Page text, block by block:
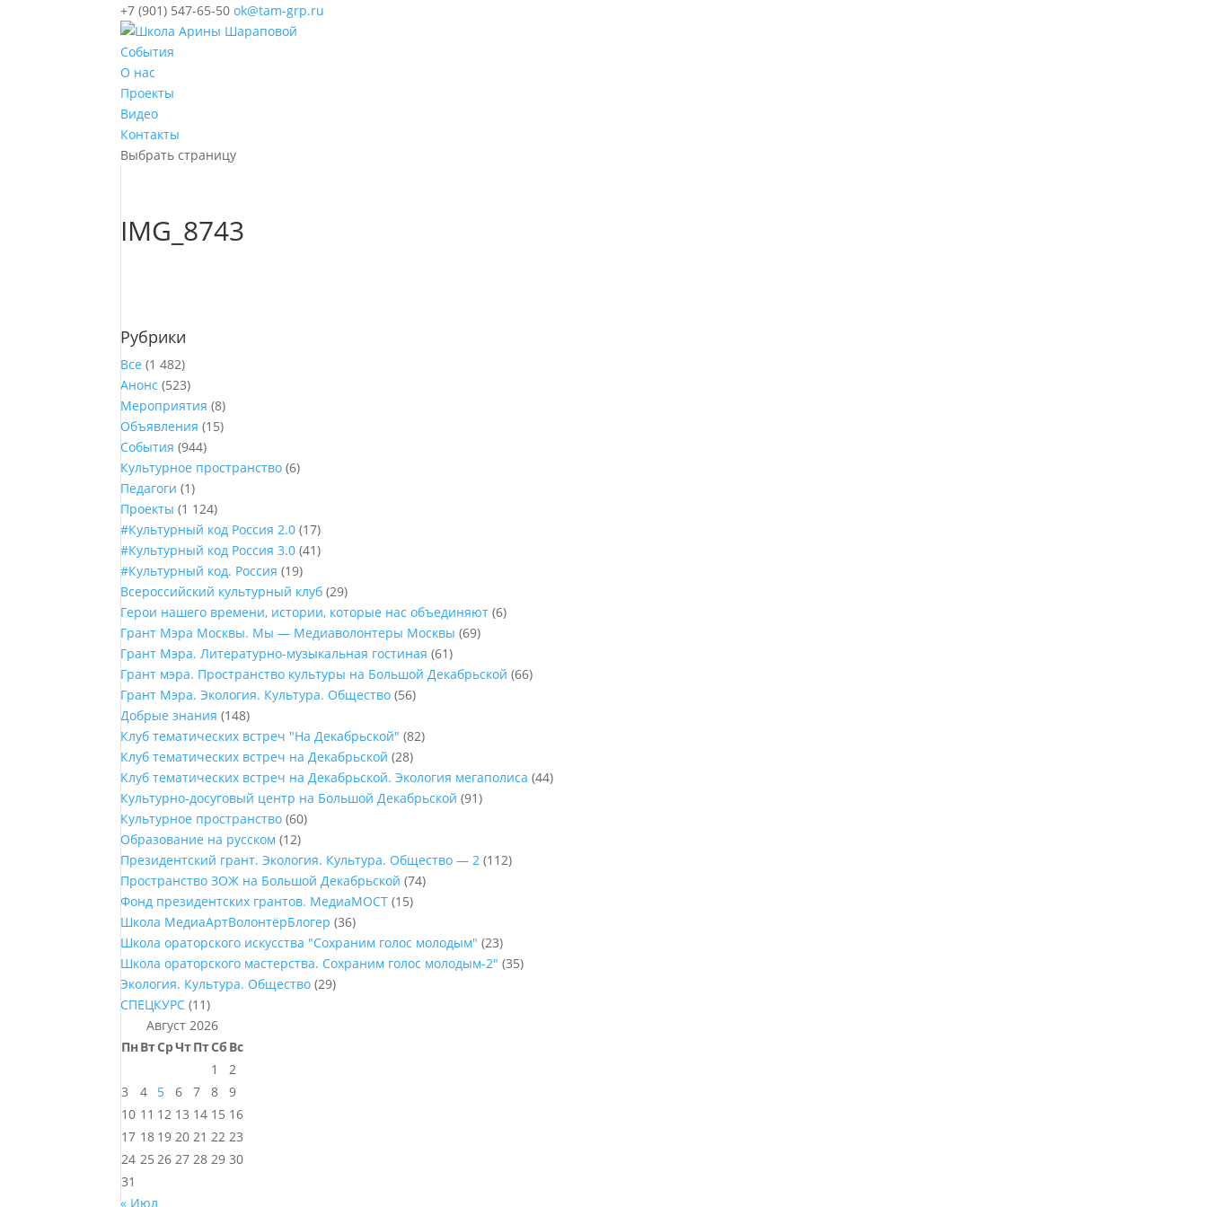
+7 (901) 547-65-50 ok@tam-grp.ru
События
О нас
Проекты
Видео
Контакты
Выбрать страницу
IMG_8743
Рубрики
Все (1 482)
Анонс (523)
Мероприятия (8)
Объявления (15)
События (944)
Культурное пространство (6)
Педагоги (1)
Проекты (1 124)
#Культурный код Россия 2.0 (17)
#Культурный код Россия 3.0 (41)
#Культурный код. Россия (19)
Всероссийский культурный клуб (29)
Герои нашего времени, истории, которые нас объединяют (6)
Грант Мэра Москвы. Мы — Медиаволонтеры Москвы (69)
Грант Мэра. Литературно-музыкальная гостиная (61)
Грант мэра. Пространство культуры на Большой Декабрьской (66)
Грант Мэра. Экология. Культура. Общество (56)
Добрые знания (148)
Клуб тематических встреч "На Декабрьской" (82)
Клуб тематических встреч на Декабрьской (28)
Клуб тематических встреч на Декабрьской. Экология мегаполиса (44)
Культурно-досуговый центр на Большой Декабрьской (91)
Культурное пространство (60)
Образование на русском (12)
Президентский грант. Экология. Культура. Общество — 2 (112)
Пространство ЗОЖ на Большой Декабрьской (74)
Фонд президентских грантов. МедиаМОСТ (15)
Школа МедиаАртВолонтёрБлогер (36)
Школа ораторского искусства "Сохраним голос молодым" (23)
Школа ораторского мастерства. Сохраним голос молодым-2" (35)
Экология. Культура. Общество (29)
СПЕЦКУРС (11)
Август 2026
ПнВтСрЧтПтСб Вс
1
2
3
4 5 6 7 8
9
10 11 12 13 14 15 16
17 18 19 20 21 22 23
24 25 26 27 28 29 30
31
« Июл